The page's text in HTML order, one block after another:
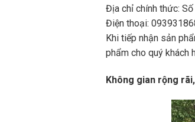
Địa chỉ chính thức:
Điện thoại:
Khi tiếp nhận sản
phẩm cho quý khách
Không gian rộng